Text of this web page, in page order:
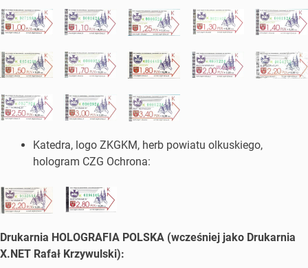
Katedra, logo ZKGKM, herb powiatu olkuskiego,
hologram CZG Ochrona:
Drukarnia HOLOGRAFIA POLSKA (wcześniej jako Drukarnia
X.NET Rafał Krzywulski):